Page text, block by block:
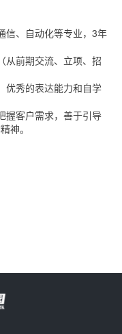
信、自动化等专业，3年
从前期交流、立项、招
优秀的表达能力和自学
握客户需求，善于引导
神。